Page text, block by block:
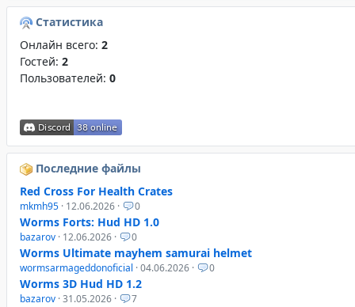
Статистика
Онлайн всего: 2
Гостей: 2
Пользователей: 0
Последние файлы
Red Cross For Health Crates
mkmh95 · 12.06.2026 · 0
Worms Forts: Hud HD 1.0
bazarov · 12.06.2026 · 0
Worms Ultimate mayhem samurai helmet
wormsarmageddonoficial · 04.06.2026 · 0
Worms 3D Hud HD 1.2
bazarov · 31.05.2026 · 7